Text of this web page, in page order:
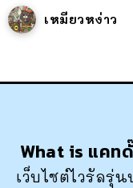
เหมียวหง่าว
What is แคท
เว็บไซต์ไวรัลรุ่